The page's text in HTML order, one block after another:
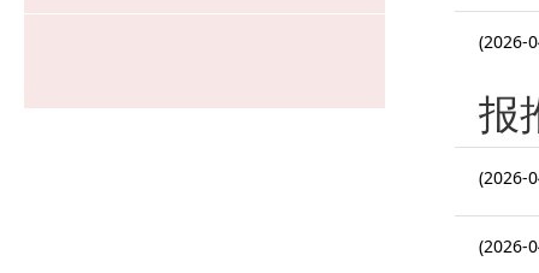
(2026-
报
(2026-
(2026-